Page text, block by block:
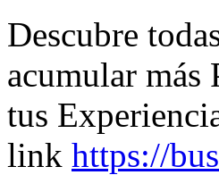
Descubre
acumular más
tus
link https://